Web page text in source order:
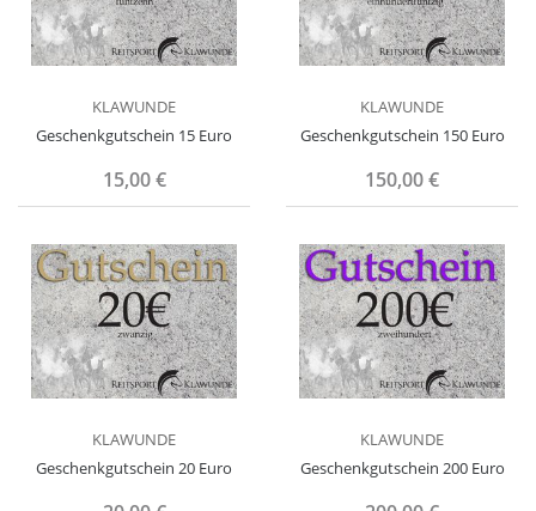
KLAWUNDE
Geschenkgutschein 15 Euro
15,00 €
KLAWUNDE
Geschenkgutschein 150 Euro
150,00 €
KLAWUNDE
Geschenkgutschein 20 Euro
KLAWUNDE
Geschenkgutschein 200 Euro